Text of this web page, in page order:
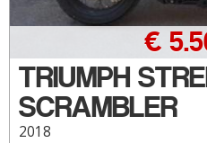
TRIUMPH
SCRAMBLER
2018
€